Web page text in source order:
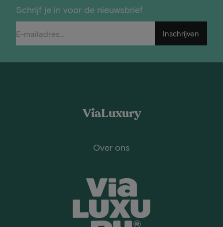
Schrijf je in voor de nieuwsbrief
Inschrijven
ViaLuxury
Over ons